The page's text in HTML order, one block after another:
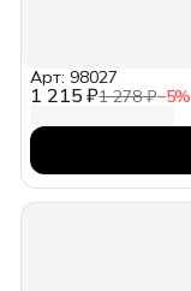
1 215 ₽1 278 ₽−5%
Арт: 98027